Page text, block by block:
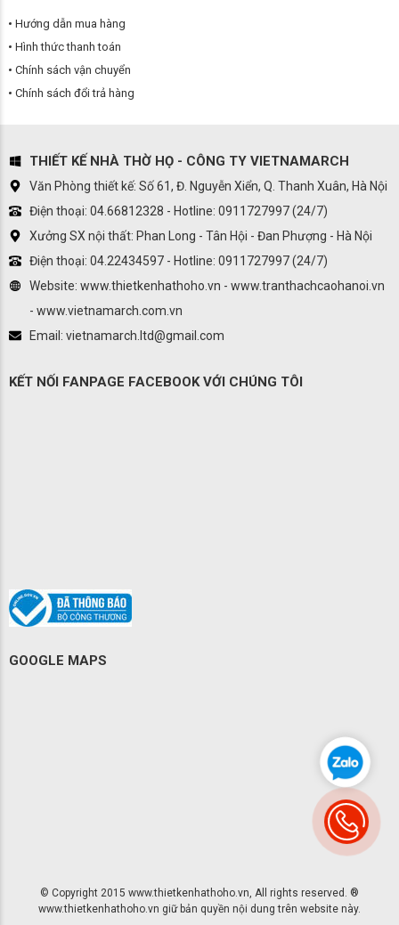
Hướng dẫn mua hàng
Hình thức thanh toán
Chính sách vận chuyển
Chính sách đổi trả hàng
THIẾT KẾ NHÀ THỜ HỌ - CÔNG TY VIETNAMARCH
Văn Phòng thiết kế: Số 61, Đ. Nguyễn Xiển, Q. Thanh Xuân, Hà Nội
Điện thoại: 04.66812328 - Hotline: 0911727997 (24/7)
Xưởng SX nội thất: Phan Long - Tân Hội - Đan Phượng - Hà Nội
Điện thoại: 04.22434597 - Hotline: 0911727997 (24/7)
Website: www.thietkenhathoho.vn - www.tranthachcaohanoi.vn
- www.vietnamarch.com.vn
Email: vietnamarch.ltd@gmail.com
KẾT NỐI FANPAGE FACEBOOK VỚI CHÚNG TÔI
GOOGLE MAPS
© Copyright 2015 www.thietkenhathoho.vn, All rights reserved. ®
www.thietkenhathoho.vn giữ bản quyền nội dung trên website này.